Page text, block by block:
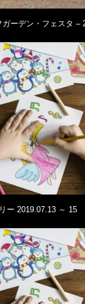
ーデン・フェスタ –
ー 2019.07.13 ～ 15